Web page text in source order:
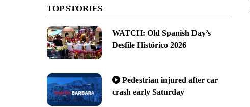
TOP STORIES
WATCH: Old Spanish Day’s
Desfile Histórico 2026
Pedestrian injured after car
crash early Saturday